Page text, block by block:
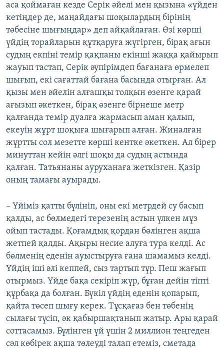
аса қоймаған кезде Серік әйелі мен қызына «үйден
кетіңдер де, маңайдағы шоқылардың бірінің
төбесіне шығыңдар» деп айқайлаған. Өзі көрші
үйдің торайларын құтқаруға жүгірген, бірақ ағын
судың екпіні темір қақпаны екінші жаққа қайырып
жауып тастап, Серік әупірімдеп бағанаға өрмелеп
шығып, екі сағаттай бағана басында отырған. Ал
қызы мен әйелін алғашқы толқын өзенге қарай
ағызып әкеткен, бірақ өзенге бірнеше метр
қалғанда темір дуалға жармасып аман қалып,
екеуін жұрт шоқыға шығарып алған. Жиналған
жұртты сол мезетте көрші кентке әкеткен. Ал бірер
минуттан кейін әлгі шоқы да судың астында
қалған. Татьянаны ауруханаға жеткізген. Қазір
оның тамағы ауырады.
– Үйіміз қатты бүлініп, оны екі метрдей су басып
қалды, ас бөлмедегі терезенің астын үлкен мұз
ойып тастады. Қоғамдық қордан бөлінген ақша
жетпей қалды. Ақыры несие алуға тура келді. Ас
бөлменің еденін ауыстыруға ғана шамамыз келді.
Үйдің іші әлі кеппей, сыз тартып тұр. Пеш жағып
отырмыз. Үйде бақа секіріп жүр, бұған дейін тіпті
құрбақа да болған. Бүкіл үйдің еденін қопарып,
қайта төсеп шығу керек. Тұсқағаз бен төбенің
сылағы түсіп, әк қабыршақтанып жатыр. Ары қарай
соттасамыз. Бүлінген үй үшін 2 миллион теңгеден
сәл көбірек ақша төлеуді талап етеміз, сметада